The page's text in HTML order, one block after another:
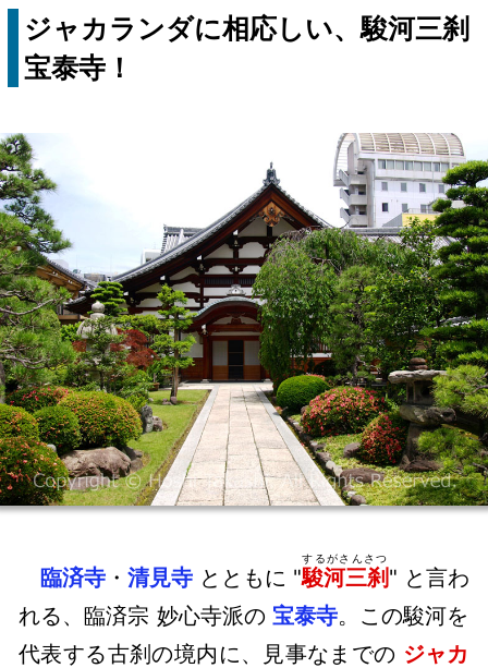
ジャカランダに相応しい、駿河三刹
宝泰寺！
臨済寺・ 清見寺とともに "駿河三刹
するがさんさつ
" と言わ
れる、臨済宗 妙心寺派の 宝泰寺。この駿河を
代表する古刹の境内に、見事なまでの ジャカ